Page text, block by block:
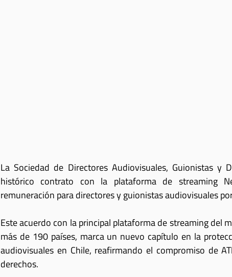
La Sociedad de Directores Audiovisuales, Guionistas y
histórico contrato con la plataforma de streaming
remuneración para directores y guionistas audiovisuales
Este acuerdo con la principal plataforma de streaming del
más de 190 países, marca un nuevo capítulo en la
audiovisuales en Chile, reafirmando el compromiso de
derechos.